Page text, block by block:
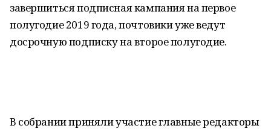
завершиться подписная кампания на первое
полугодие 2019 года, почтовики уже ведут
досрочную подписку на второе полугодие.
В собрании приняли участие главные редакторы